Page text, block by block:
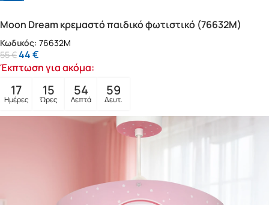
Moon Dream κρεμαστό παιδικό φωτιστικό (76632M)
Κωδικός: 76632M
55€44€
Έκπτωση για ακόμα:
17
Ημέρες
15
Ώρες
54
Λεπτά
57
Δευτ.